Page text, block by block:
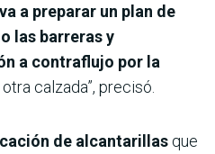
a preparar un plan de
las barreras y
a contraflujo por la
calzada”, precisó.
de alcantarillas que